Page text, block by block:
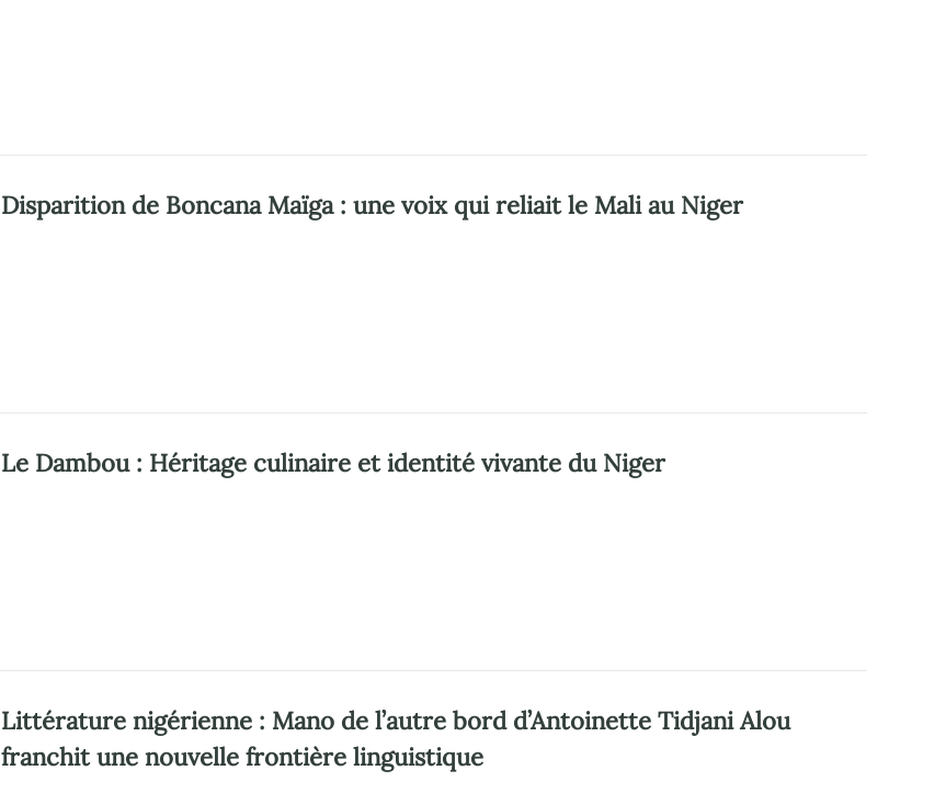
Disparition de Boncana Maïga : une voix qui reliait le Mali au Niger
Le Dambou : Héritage culinaire et identité vivante du Niger
Littérature nigérienne : Mano de l’autre bord d’Antoinette Tidjani Alou
franchit une nouvelle frontière linguistique